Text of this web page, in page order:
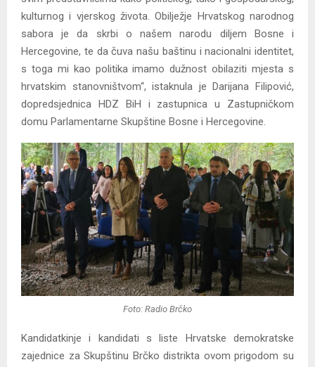
kulturnog i vjerskog života. Obilježje Hrvatskog narodnog
sabora je da skrbi o našem narodu diljem Bosne i
Hercegovine, te da čuva našu baštinu i nacionalni identitet,
s toga mi kao politika imamo dužnost obilaziti mjesta s
hrvatskim stanovništvom“, istaknula je Darijana Filipović,
dopredsjednica HDZ BiH i zastupnica u Zastupničkom
domu Parlamentarne Skupštine Bosne i Hercegovine.
Foto: Radio Brčko
Kandidatkinje i kandidati s liste Hrvatske demokratske
zajednice za Skupštinu Brčko distrikta ovom prigodom su